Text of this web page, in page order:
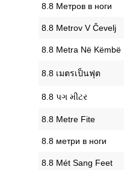
‎8.8 Метров в ноги
‎8.8 Metrov V Čevelj
‎8.8 Metra Në Këmbë
‎8.8 เมตรเป็นฟุต
‎8.8 પગ મીટર
‎8.8 Metre Fite
‎8.8 метри в ноги
‎8.8 Mét Sang Feet